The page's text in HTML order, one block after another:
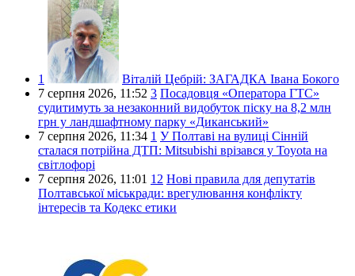
1 Віталій Цебрій: ЗАГАДКА Івана Бокого
7 серпня 2026, 11:52 3 Посадовця «Оператора ГТС»
судитимуть за незаконний видобуток піску на 8,2 млн
грн у ландшафтному парку «Диканський»
7 серпня 2026, 11:34 1 У Полтаві на вулиці Сінній
сталася потрійна ДТП: Mitsubishi врізався у Toyota на
світлофорі
7 серпня 2026, 11:01 12 Нові правила для депутатів
Полтавської міськради: врегулювання конфлікту
інтересів та Кодекс етики